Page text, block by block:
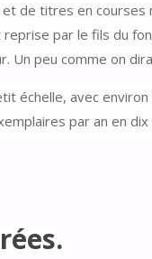
de titres en
par le fils du
peu comme on
échelle, avec
par an en